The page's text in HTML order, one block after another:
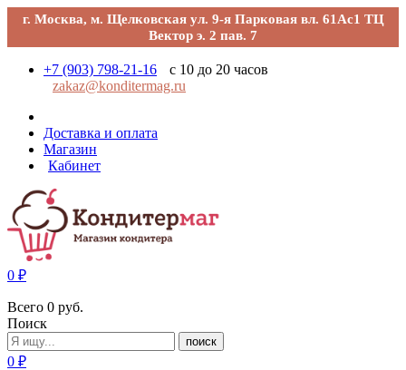
г. Москва, м. Щелковская ул. 9-я Парковая вл. 61Ас1 ТЦ
Вектор э. 2 пав. 7
+7 (903) 798-21-16
с 10 до 20 часов
zakaz@konditermag.ru
Доставка и оплата
Магазин
Кабинет
0 ₽
Всего 0 руб.
Поиск
поиск
0 ₽